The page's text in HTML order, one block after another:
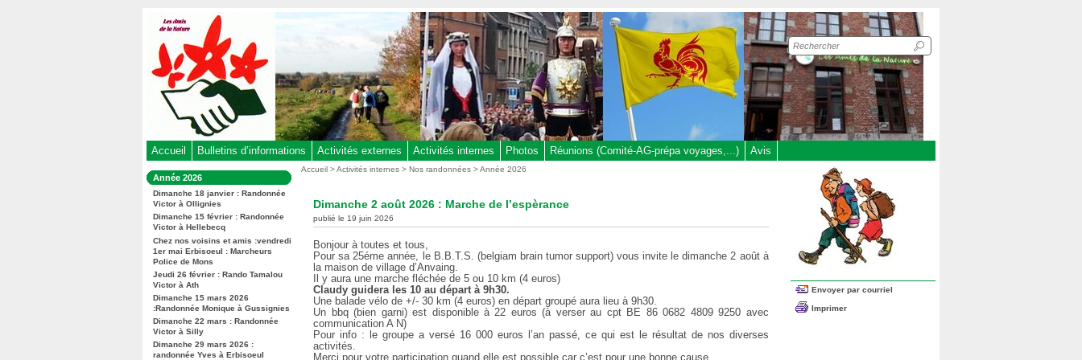
Recherche
sur
le
site
Accueil Bulletins d’informations Activités externes Activités internes Photos Réunions (Comité-AG-prépa voyages,...) Avis
Dans
la
rubrique
:
Année 2026
Dimanche 18 janvier : Randonnée
Victor à Ollignies
Dimanche 15 février : Randonnée
Victor à Hellebecq
Chez nos voisins et amis :vendredi
1er mai Erbisoeul : Marcheurs
Police de Mons
Jeudi 26 février : Rando Tamalou
Victor à Ath
Dimanche 15 mars 2026
:Randonnée Monique à Gussignies
Dimanche 22 mars : Randonnée
Victor à Silly
Dimanche 29 mars 2026 :
randonnée Yves à Erbisoeul
Vous
Accueil >Activités internes >Nos randonnées>Année 2026
Dimanche 2 août 2026 : Marche de l’espèrance
publié le 19 juin 2026
Bonjour à toutes et tous,
Pour sa 25éme année, le B.B.T.S. (belgiam brain tumor support) vous invite le dimanche 2 août à
la maison de village d’Anvaing.
Il y aura une marche fléchée de 5 ou 10 km (4 euros)
Claudy guidera les 10 au départ à 9h30.
Une balade vélo de +/- 30 km (4 euros) en départ groupé aura lieu à 9h30.
Un bbq (bien garni) est disponible à 22 euros (à verser au cpt BE 86 0682 4809 9250 avec
communication A N)
Pour info : le groupe a versé 16 000 euros l’an passé, ce qui est le résultat de nos diverses
activités.
Merci pour votre participation quand elle est possible car c’est pour une bonne cause.
Envoyer par courriel
Imprimer